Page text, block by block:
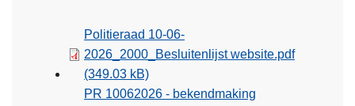
Politieraad 10-06-
2026_2000_Besluitenlijst website.pdf
(349.03 kB)
PR 10062026 - bekendmaking